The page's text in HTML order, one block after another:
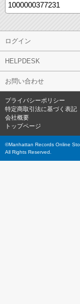
ログイン
HELPDESK
お問い合わせ
プライバシーポリシー
特定商取引法に基づく表記
会社概要
トップページ
©Manhattan Records Online
All Rights Reserved.